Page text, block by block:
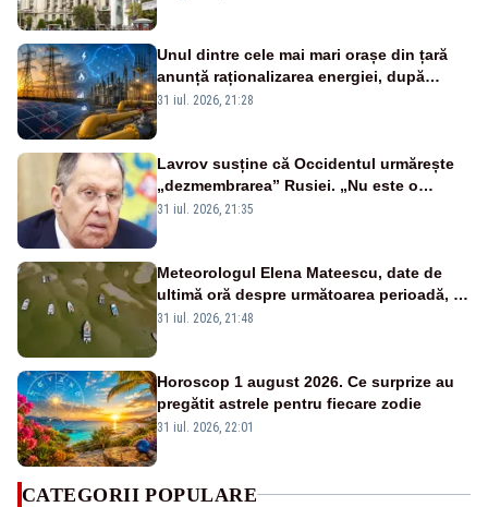
Unul dintre cele mai mari orașe din țară
anunță raționalizarea energiei, după
intrarea în stare de alertă energetică
31 iul. 2026, 21:28
Lavrov susține că Occidentul urmărește
„dezmembrarea” Rusiei. „Nu este o
glumă, s-a unit împotriva noastră”
31 iul. 2026, 21:35
Meteorologul Elena Mateescu, date de
ultimă oră despre următoarea perioadă, în
contextul alertei energetice provocate de
31 iul. 2026, 21:48
Horoscop 1 august 2026. Ce surprize au
pregătit astrele pentru fiecare zodie
31 iul. 2026, 22:01
CATEGORII POPULARE